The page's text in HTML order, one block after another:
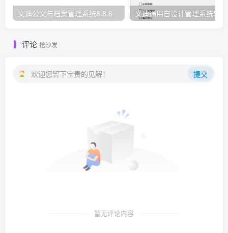
文迪公文与档案管理系统8.8.6 文迪通用自设计管理系统
评论 抢沙发
欢迎您留下宝贵的见解！ 提交
暂无评论内容